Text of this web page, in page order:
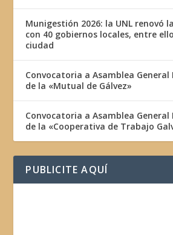
Munigestión 2026: la UNL renovó
con 40 gobiernos locales, entre
ciudad
Convocatoria a Asamblea
de la «Mutual de Gálvez»
Convocatoria a Asamblea
de la «Cooperativa de Trabajo
PUBLICITE AQUÍ